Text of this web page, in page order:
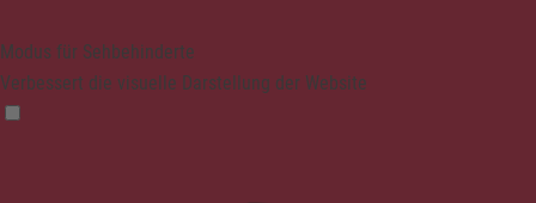
Modus für Sehbehinderte
Verbessert die visuelle Darstellung der Website